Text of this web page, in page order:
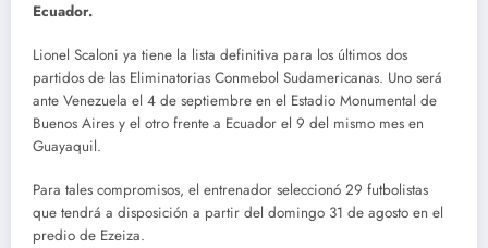
Ecuador.
Lionel Scaloni ya tiene la lista definitiva para los últimos dos
partidos de las Eliminatorias Conmebol Sudamericanas. Uno será
ante Venezuela el 4 de septiembre en el Estadio Monumental de
Buenos Aires y el otro frente a Ecuador el 9 del mismo mes en
Guayaquil.
Para tales compromisos, el entrenador seleccionó 29 futbolistas
que tendrá a disposición a partir del domingo 31 de agosto en el
predio de Ezeiza.